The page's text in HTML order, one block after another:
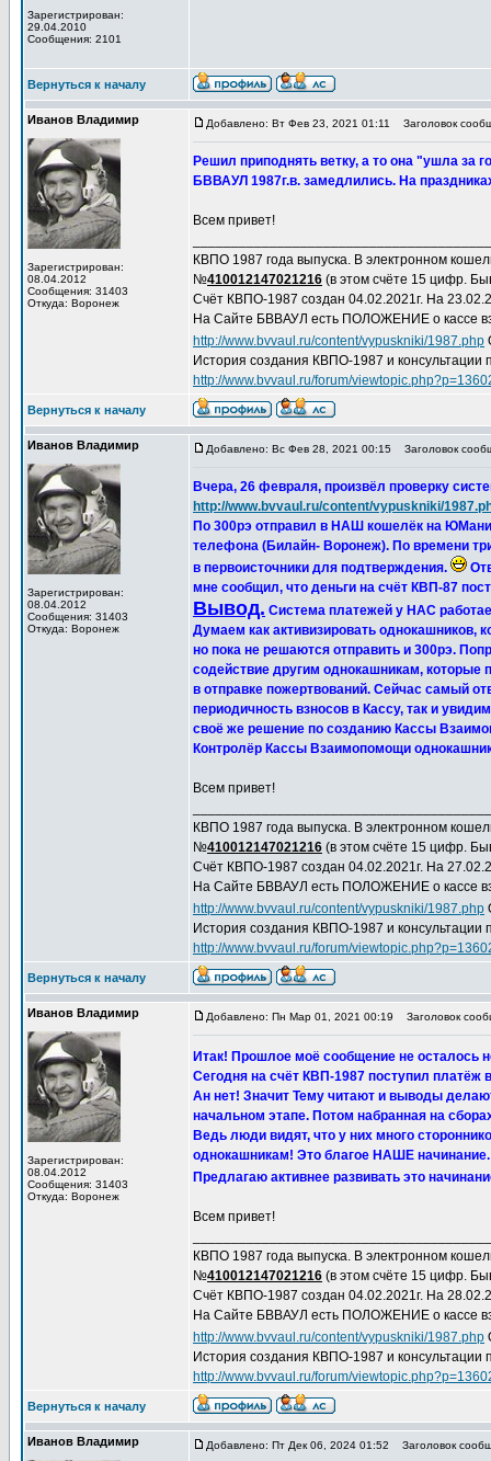
Зарегистрирован:
29.04.2010
Сообщения: 2101
Вернуться к началу
Иванов Владимир
Зарегистрирован:
08.04.2012
Сообщения: 31403
Откуда: Воронеж
Добавлено: Вт Фев 23, 2021 01:11 Заголовок
Решил приподнять ветку, а то она "ушла за
БВВАУЛ 1987г.в. замедлились. На
Всем привет!
КВПО 1987 года выпуска. В электронном
№410012147021216 (в этом счёте 15 цифр.
Счёт КВПО-1987 создан 04.02.2021г. На
На Сайте БВВАУЛ есть ПОЛОЖЕНИЕ о кассе
http://www.bvvaul.ru/content/vypuskniki/1987.php
История создания КВПО-1987 и консультации
http://www.bvvaul.ru/forum/
Вернуться к началу
Иванов Владимир
Зарегистрирован:
08.04.2012
Сообщения: 31403
Откуда: Воронеж
Добавлено: Вс Фев 28, 2021 00:15 Заголовок
Вчера, 26 февраля, произвёл проверку
http://www.bvvaul.ru/content/vypuskniki/
По 300рэ отправил в НАШ кошелёк на ЮМани
телефона (Билайн- Воронеж). По времени
в первоисточники для подтверждения.
мне сообщил, что деньги на счёт КВП-87
Вывод. Система платежей у НАС
Думаем как активизировать
но пока не решаются отправить и 300рэ.
содействие другим однокашникам,
в отправке пожертвований. Сейчас самый
периодичность взносов в Кассу, так и
своё же решение по созданию Кассы
Контролёр Кассы Взаимопомощи
Всем привет!
КВПО 1987 года выпуска. В электронном
№410012147021216 (в этом счёте 15 цифр.
Счёт КВПО-1987 создан 04.02.2021г. На
На Сайте БВВАУЛ есть ПОЛОЖЕНИЕ о кассе
http://www.bvvaul.ru/content/vypuskniki/1987.php
История создания КВПО-1987 и консультации
http://www.bvvaul.ru/forum/
Вернуться к началу
Иванов Владимир
Зарегистрирован:
08.04.2012
Сообщения: 31403
Откуда: Воронеж
Добавлено: Пн Мар 01, 2021 00:19 Заголовок
Итак! Прошлое моё сообщение не осталось
Сегодня на счёт КВП-1987 поступил платёж
Ан нет! Значит Тему читают и выводы
начальном этапе. Потом набранная на
Ведь люди видят, что у них много
однокашникам! Это благое НАШЕ начинание.
Предлагаю активнее развивать это
Всем привет!
КВПО 1987 года выпуска. В электронном
№410012147021216 (в этом счёте 15 цифр.
Счёт КВПО-1987 создан 04.02.2021г. На
На Сайте БВВАУЛ есть ПОЛОЖЕНИЕ о кассе
http://www.bvvaul.ru/content/vypuskniki/1987.php
История создания КВПО-1987 и консультации
http://www.bvvaul.ru/forum/
Вернуться к началу
Иванов Владимир Добавлено: Пт Дек 06, 2024 01:52 Заголовок